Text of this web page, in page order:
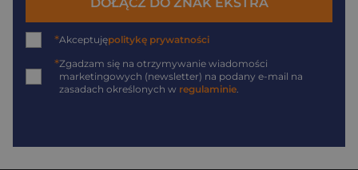
*Akceptujępolitykę prywatności
*Zgadzam się na otrzymywanie wiadomości
marketingowych (newsletter) na podany e-mail na
zasadach określonych w regulaminie